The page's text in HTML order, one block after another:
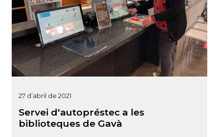
27 d’abril de 2021
Servei d'autopréstec a les
biblioteques de Gavà